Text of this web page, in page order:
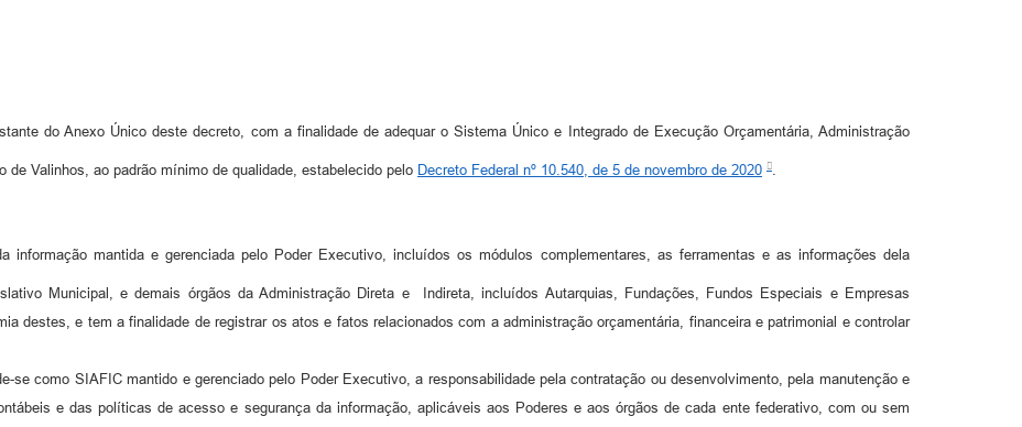
do Anexo Único deste decreto, com a finalidade de adequar o Sistema Único e Integrado de Execução Orçamentária, Administração
Valinhos, ao padrão mínimo de qualidade, estabelecido pelo Decreto Federal nº 10.540, de 5 de novembro de 2020 .
informação mantida e gerenciada pelo Poder Executivo, incluídos os módulos complementares, as ferramentas e as informações dela
Municipal, e demais órgãos da Administração Direta e Indireta, incluídos Autarquias, Fundações, Fundos Especiais e Empresas
destes, e tem a finalidade de registrar os atos e fatos relacionados com a administração orçamentária, financeira e patrimonial e controlar
se como SIAFIC mantido e gerenciado pelo Poder Executivo, a responsabilidade pela contratação ou desenvolvimento, pela manutenção e
e das políticas de acesso e segurança da informação, aplicáveis aos Poderes e aos órgãos de cada ente federativo, com ou sem